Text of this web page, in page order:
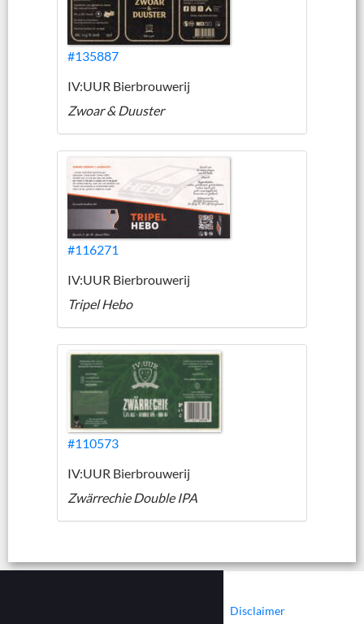
#135887
IV:UUR Bierbrouwerij
Zwoar & Duuster
#116271
IV:UUR Bierbrouwerij
Tripel Hebo
#110573
IV:UUR Bierbrouwerij
Zwärrechie Double IPA
Disclaimer